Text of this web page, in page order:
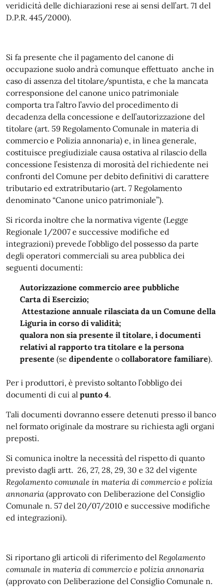
veridicità delle dichiarazioni rese ai sensi dell’art. 71 del
D.P.R. 445/2000).
Si fa presente che il pagamento del canone di
occupazione suolo andrà comunque effettuato anche in
caso di assenza del titolare/spuntista, e che la mancata
corresponsione del canone unico patrimoniale
comporta tra l’altro l’avvio del procedimento di
decadenza della concessione e dell’autorizzazione del
titolare (art. 59 Regolamento Comunale in materia di
commercio e Polizia annonaria) e, in linea generale,
costituisce pregiudiziale causa ostativa al rilascio della
concessione l’esistenza di morosità del richiedente nei
confronti del Comune per debito definitivi di carattere
tributario ed extratributario (art. 7 Regolamento
denominato “Canone unico patrimoniale”).
Si ricorda inoltre che la normativa vigente (Legge
Regionale 1/2007 e successive modifiche ed
integrazioni) prevede l’obbligo del possesso da parte
degli operatori commerciali su area pubblica dei
seguenti documenti:
Autorizzazione commercio aree pubbliche
Carta di Esercizio;
Attestazione annuale rilasciata da un Comune della
Liguria in corso di validità;
qualora non sia presente il titolare, i documenti
relativi al rapporto tra titolare e la persona
presente (se dipendente o collaboratore familiare).
Per i produttori, è previsto soltanto l’obbligo dei
documenti di cui al punto 4.
Tali documenti dovranno essere detenuti presso il banco
nel formato originale da mostrare su richiesta agli organi
preposti.
Si comunica inoltre la necessità del rispetto di quanto
previsto dagli artt. 26, 27, 28, 29, 30 e 32 del vigente
Regolamento comunale in materia di commercio e polizia
annonaria (approvato con Deliberazione del Consiglio
Comunale n. 57 del 20/07/2010 e successive modifiche
ed integrazioni).
Si riportano gli articoli di riferimento del Regolamento
comunale in materia di commercio e polizia annonaria
(approvato con Deliberazione del Consiglio Comunale n.